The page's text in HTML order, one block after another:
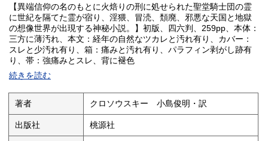
【異端信仰の名のもとに火焙りの刑に処せられた聖堂騎士団の霊
に世紀を隔てた霊が宿り、淫猥、冒涜、頽廃、邪悪な天国と地獄
の想像世界が出現する神秘小説。】初版、四六判、259pp、本体：
三方に薄汚れ、本文：経年の自然なツカレと汚れ有り、カバー：
スレと少汚れ有り、箱：痛みと汚れ有り、パラフィン剥がし跡有
り、帯：強痛みとスレ、背に褪色
続きを読む
著者 クロソウスキー 小島俊明・訳
出版社 桃源社